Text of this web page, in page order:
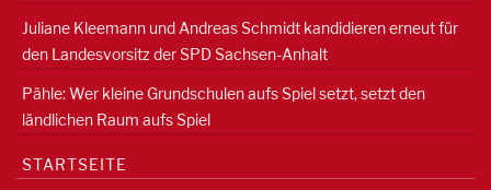
Juliane Kleemann und Andreas Schmidt kandidieren erneut für
den Landesvorsitz der SPD Sachsen-Anhalt
Pähle: Wer kleine Grundschulen aufs Spiel setzt, setzt den
ländlichen Raum aufs Spiel
STARTSEITE